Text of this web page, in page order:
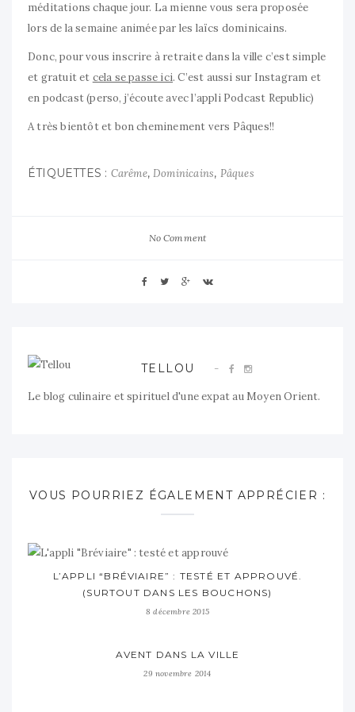
méditations chaque jour. La mienne vous sera proposée
lors de la semaine animée par les laïcs dominicains.
Donc, pour vous inscrire à retraite dans la ville c’est simple
et gratuit et cela se passe ici. C’est aussi sur Instagram et
en podcast (perso, j’écoute avec l’appli Podcast Republic)
A très bientôt et bon cheminement vers Pâques!!
ÉTIQUETTES : Carême,Dominicains, Pâques
No Comment
TELLOU
Le blog culinaire et spirituel d'une expat au Moyen Orient.
VOUS POURRIEZ ÉGALEMENT APPRÉCIER :
L’APPLI “BRÉVIAIRE” : TESTÉ ET APPROUVÉ.
(SURTOUT DANS LES BOUCHONS)
8 décembre 2015
AVENT DANS LA VILLE
29 novembre 2014